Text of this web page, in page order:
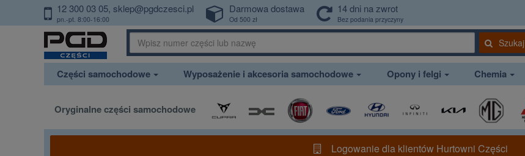
PrzejdzDoTresci
12 300 03 05 sklep@pgdczesci.pl
pn.-pt. 8:00-16:00
Darmowa dostawa
Od 500 zł
14 dni na zwrot
Bez podania przyczyny
Szukaj
Części samochodowe Wyposażenie i akcesoria samochodowe Opony i felgi Chemia
Oryginalne części samochodowe
Logowanie dla klientów Hurtowni Części